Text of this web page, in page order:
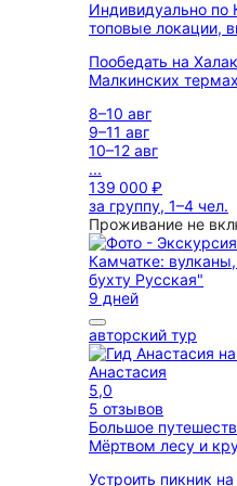
Индивидуально по
топовые локации,
Пообедать на
Малкинских
8–10 авг
9–11 авг
10–12 авг
...
139 000 ₽
за группу, 1–4 чел.
Проживание не
9 дней
авторский тур
Анастасия
5,0
5 отзывов
Большое
Мёртвом лесу и
Устроить пикник